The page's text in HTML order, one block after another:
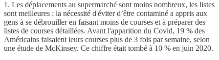
1. Les déplacements au supermarché sont moins nombreux, les listes
sont meilleures : la nécessité d'éviter d’être contaminé a appris aux
gens à se débrouiller en faisant moins de courses et à préparer des
listes de courses détaillées. Avant l'apparition du Covid, 19 % des
Américains faisaient leurs courses plus de 3 fois par semaine, selon
une étude de McKinsey. Ce chiffre était tombé à 10 % en juin 2020.